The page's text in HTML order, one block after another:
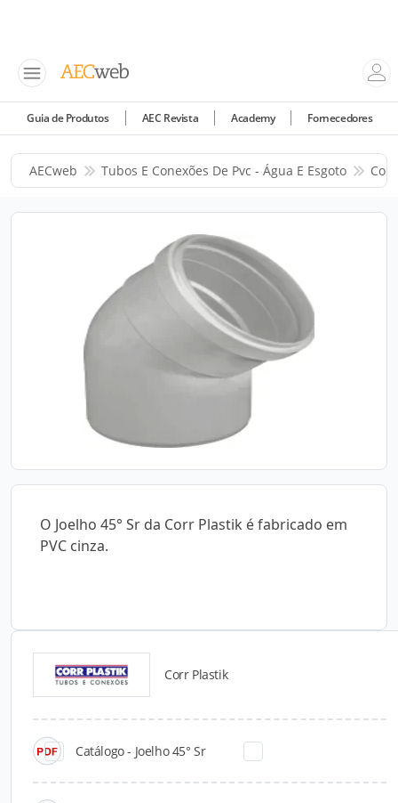
Guia de Produtos AEC Revista Academy Fornecedores
AECweb Tubos E Conexões De Pvc - Água E Esgoto
O Joelho 45° Sr da Corr Plastik é fabricado em
PVC cinza.
Corr Plastik
Catálogo - Joelho 45° Sr
Catálogos para Download